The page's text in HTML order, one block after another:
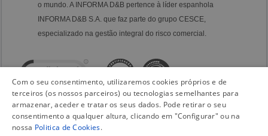
o mundo. A INFORMA D&B pertence à líder espanhola
INFORMA D&B S.A. que faz parte do grupo CESCE,
especializado na gestão integral do risco comercial.
Com o seu consentimento, utilizaremos cookies próprios e de
terceiros (os nossos parceiros) ou tecnologias semelhantes para
armazenar, aceder e tratar os seus dados. Pode retirar o seu
consentimento a qualquer altura, clicando em "Configurar" ou na
nossa Politica de Cookies.